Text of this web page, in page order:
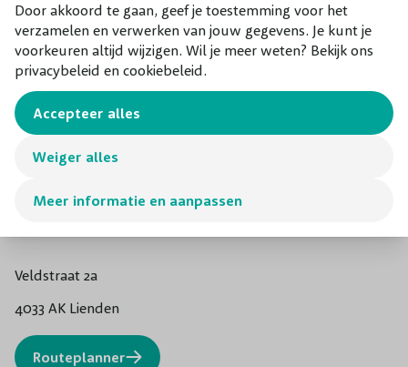
Door akkoord te gaan, geef je toestemming voor het
verzamelen en verwerken van jouw gegevens. Je kunt je
voorkeuren altijd wijzigen. Wil je meer weten? Bekijk ons
privacybeleid en cookiebeleid.
Meer informatie en aanpassen
Weiger alles
Accepteer alles
Schrijf de eerste review
Veldstraat 2a
4033 AK Lienden
Routeplanner